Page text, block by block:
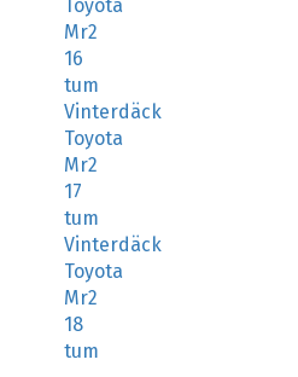
Toyota
Mr2
16
tum
Vinterdäck
Toyota
Mr2
17
tum
Vinterdäck
Toyota
Mr2
18
tum